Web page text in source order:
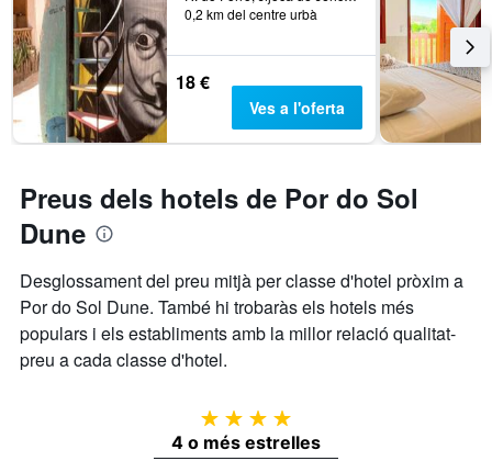
0,2 km del centre urbà
18 €
Ves a l'oferta
Preus dels hotels de Por do Sol
Dune
Desglossament del preu mitjà per classe d'hotel pròxim a
Por do Sol Dune. També hi trobaràs els hotels més
populars i els establiments amb la millor relació qualitat-
preu a cada classe d'hotel.
4 estrelles
4 o més estrelles